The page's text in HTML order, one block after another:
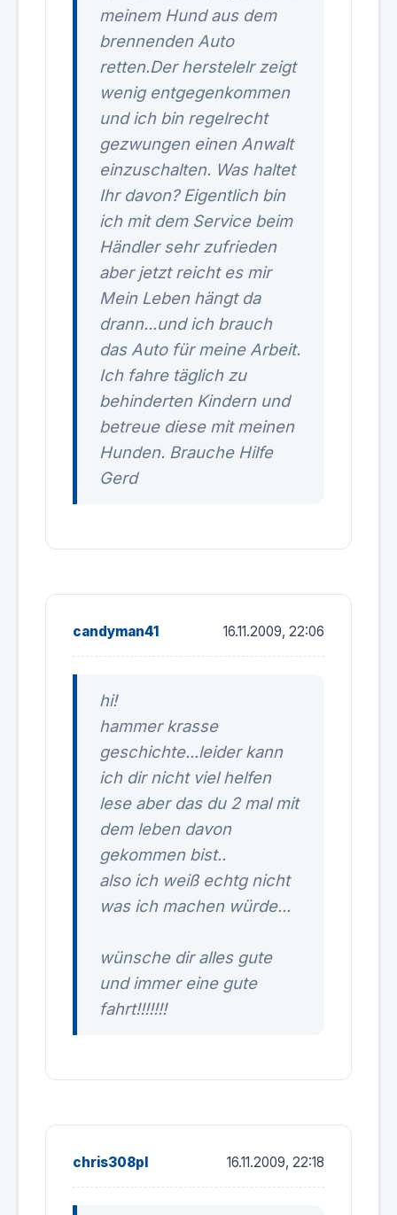
meinem Hund aus dem
brennenden Auto
retten.Der herstelelr zeigt
wenig entgegenkommen
und ich bin regelrecht
gezwungen einen Anwalt
einzuschalten. Was haltet
Ihr davon? Eigentlich bin
ich mit dem Service beim
Händler sehr zufrieden
aber jetzt reicht es mir
Mein Leben hängt da
drann...und ich brauch
das Auto für meine Arbeit.
Ich fahre täglich zu
behinderten Kindern und
betreue diese mit meinen
Hunden. Brauche Hilfe
Gerd
candyman41 16.11.2009, 22:06
hi!
hammer krasse
geschichte...leider kann
ich dir nicht viel helfen
lese aber das du 2 mal mit
dem leben davon
gekommen bist..
also ich weiß echtg nicht
was ich machen würde...
wünsche dir alles gute
und immer eine gute
fahrt!!!!!!!
chris308pl 16.11.2009, 22:18